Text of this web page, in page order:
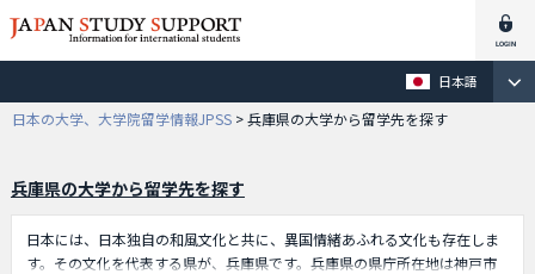
日本語
日本の大学、大学院留学情報JPSS >兵庫県の大学から留学先を探す
兵庫県の大学から留学先を探す
日本には、日本独自の和風文化と共に、異国情緒あふれる文化も存在しま
す。その文化を代表する県が、兵庫県です。兵庫県の県庁所在地は神戸市